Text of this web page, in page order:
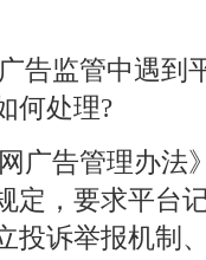
告监管中遇到
何处理?
网广告管理办
定，要求平台
投诉举报机制